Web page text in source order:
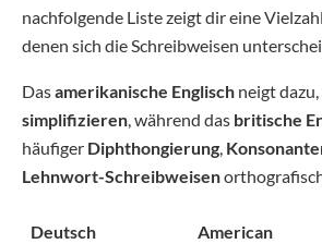
nachfolgende Liste zeigt dir eine
denen sich die Schreibweisen
Dasamerikanische Englisch neigt dazu,
simplifizieren , während das britische
häufiger Diphthongierung
Lehnwort-Schreibweisen
Deutsch
American